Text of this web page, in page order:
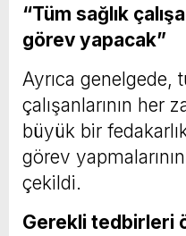
“Tüm sağlık
görev yapacak”
Ayrıca genelgede,
çalışanlarının her
büyük bir
görev
çekildi.
Gerekli tedbirleri